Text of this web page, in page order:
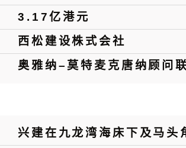
3.17亿港元
西松建设株式会社
奥雅纳–莫特麦克唐纳顾问
兴建在九龙湾海床下及马头